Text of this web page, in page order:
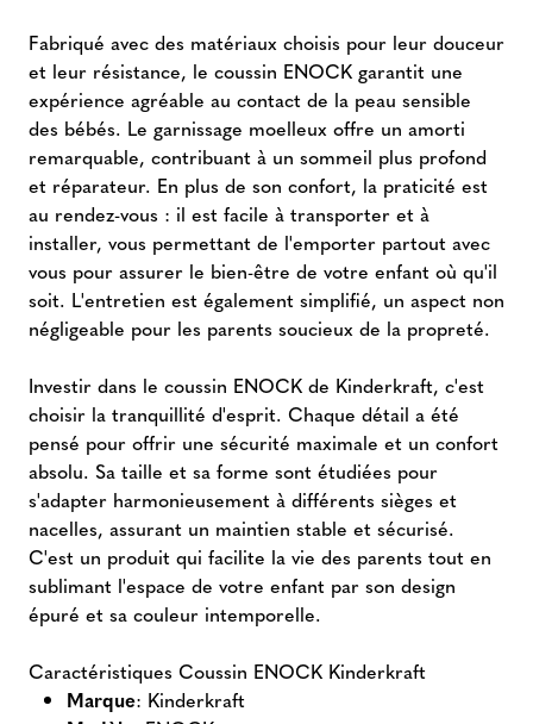
Fabriqué avec des matériaux choisis pour leur douceur
et leur résistance, le coussin ENOCK garantit une
expérience agréable au contact de la peau sensible
des bébés. Le garnissage moelleux offre un amorti
remarquable, contribuant à un sommeil plus profond
et réparateur. En plus de son confort, la praticité est
au rendez-vous : il est facile à transporter et à
installer, vous permettant de l'emporter partout avec
vous pour assurer le bien-être de votre enfant où qu'il
soit. L'entretien est également simplifié, un aspect non
négligeable pour les parents soucieux de la propreté.
Investir dans le coussin ENOCK de Kinderkraft, c'est
choisir la tranquillité d'esprit. Chaque détail a été
pensé pour offrir une sécurité maximale et un confort
absolu. Sa taille et sa forme sont étudiées pour
s'adapter harmonieusement à différents sièges et
nacelles, assurant un maintien stable et sécurisé.
C'est un produit qui facilite la vie des parents tout en
sublimant l'espace de votre enfant par son design
épuré et sa couleur intemporelle.
Caractéristiques Coussin ENOCK Kinderkraft
Marque: Kinderkraft